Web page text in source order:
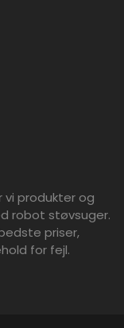
vi produkter og
robot støvsuger.
priser,
for fejl.